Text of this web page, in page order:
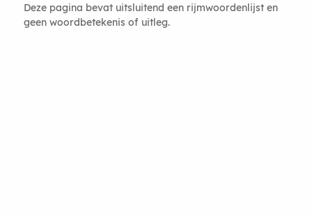
Deze pagina bevat uitsluitend een rijmwoordenlijst en
geen woordbetekenis of uitleg.